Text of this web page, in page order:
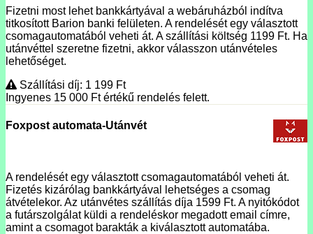
Fizetni most lehet bankkártyával a webáruházból indítva
titkosított Barion banki felületen. A rendelését egy választott
csomagautomatából veheti át. A szállítási költség 1199 Ft. Ha
utánvéttel szeretne fizetni, akkor válasszon utánvételes
lehetőséget.
Szállítási díj: 1 199 Ft
Ingyenes 15 000 Ftértékű rendelés felett.
Foxpost automata-Utánvét
A rendelését egy választott csomagautomatából veheti át.
Fizetés kizárólag bankkártyával lehetséges a csomag
átvételekor. Az utánvétes szállítás díja 1599 Ft. A nyitókódot
a futárszolgálat küldi a rendeléskor megadott email címre,
amint a csomagot barakták a kiválasztott automatába.